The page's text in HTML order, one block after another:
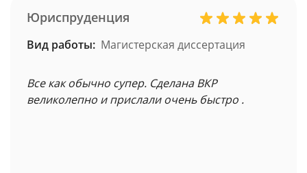
Юриспруденция
Вид работы: Магистерская диссертация
Все как обычно супер. Сделана ВКР
великолепно и прислали очень быстро .